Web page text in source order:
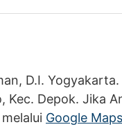
D.I.
Kec. Depok. Jika
Google Maps